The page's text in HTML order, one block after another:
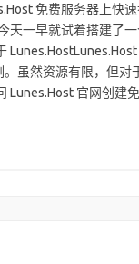
免费服务器上快
天一早就试着搭建了
虽然资源有限，但对
Lunes.Host 官网创建